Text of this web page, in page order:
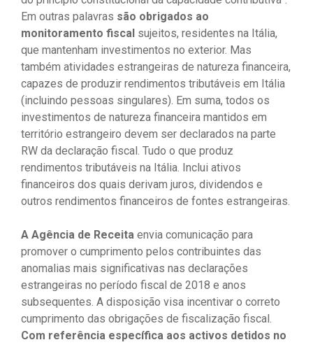
Em outras palavras são obrigados ao
monitoramento fiscal sujeitos, residentes na Itália,
que mantenham investimentos no exterior. Mas
também atividades estrangeiras de natureza financeira,
capazes de produzir rendimentos tributáveis ​​em Itália
(incluindo pessoas singulares). Em suma, todos os
investimentos de natureza financeira mantidos em
território estrangeiro devem ser declarados na parte
RW da declaração fiscal. Tudo o que produz
rendimentos tributáveis ​​na Itália. Inclui ativos
financeiros dos quais derivam juros, dividendos e
outros rendimentos financeiros de fontes estrangeiras.
A Agência de Receita envia comunicação para
promover o cumprimento pelos contribuintes das
anomalias mais significativas nas declarações
estrangeiras no período fiscal de 2018 e anos
subsequentes. A disposição visa incentivar o correto
cumprimento das obrigações de fiscalização fiscal.
Com referência específica aos activos detidos no